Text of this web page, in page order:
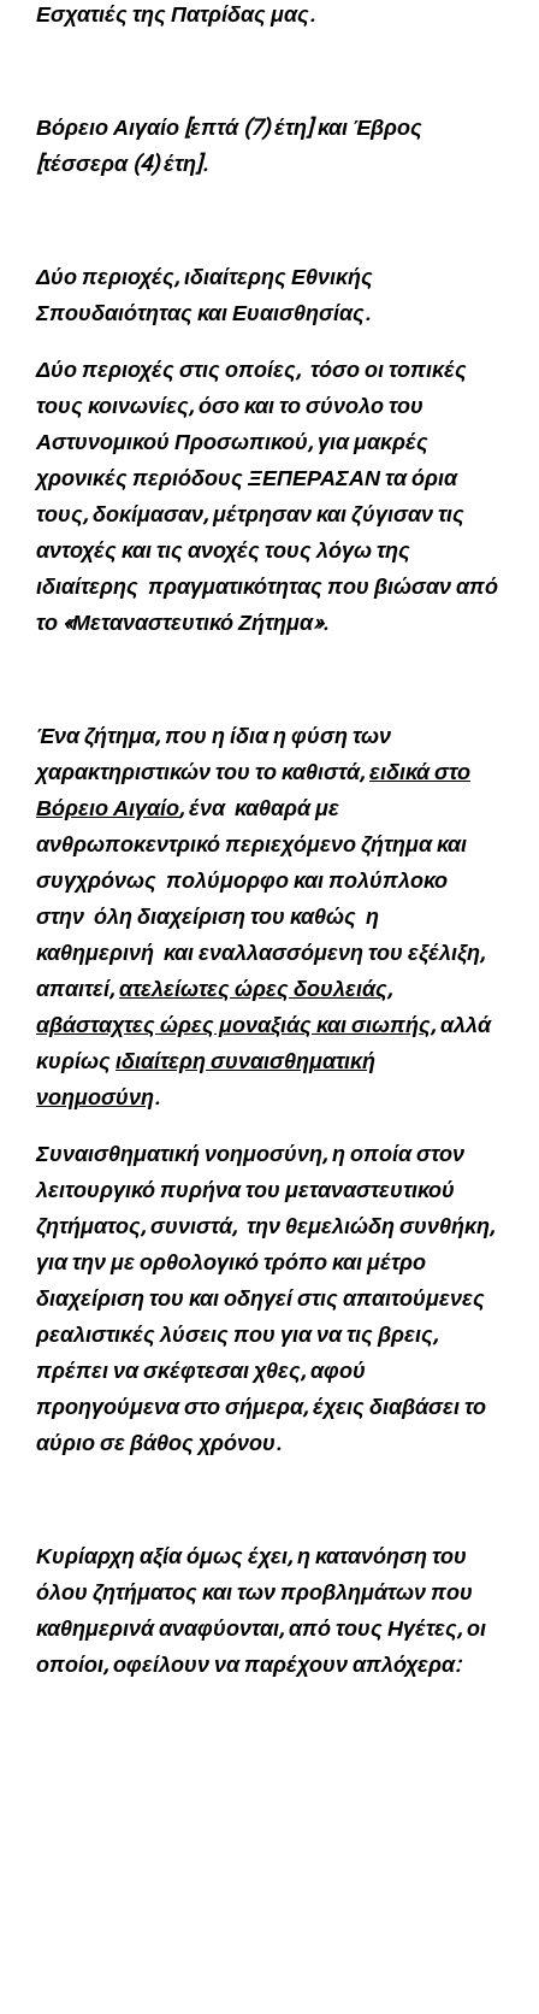
Εσχατιές της Πατρίδας μας.
Βόρειο Αιγαίο [επτά (7) έτη] και Έβρος
[τέσσερα (4) έτη].
Δύο περιοχές, ιδιαίτερης Εθνικής
Σπουδαιότητας και Ευαισθησίας.
Δύο περιοχές στις οποίες, τόσο οι τοπικές
τους κοινωνίες, όσο και το σύνολο του
Αστυνομικού Προσωπικού, για μακρές
χρονικές περιόδους ΞΕΠΕΡΑΣΑΝ τα όρια
τους, δοκίμασαν, μέτρησαν και ζύγισαν τις
αντοχές και τις ανοχές τους λόγω της
ιδιαίτερης πραγματικότητας που βιώσαν από
το «Μεταναστευτικό Ζήτημα».
Ένα ζήτημα, που η ίδια η φύση των
χαρακτηριστικών του το καθιστά,ειδικά στο
Βόρειο Αιγαίο, ένα καθαρά με
ανθρωποκεντρικό περιεχόμενο ζήτημα και
συγχρόνως πολύμορφο και πολύπλοκο
στην όλη διαχείριση του καθώς η
καθημερινή και εναλλασσόμενη του εξέλιξη,
απαιτεί,ατελείωτες ώρες δουλειάς,
αβάσταχτες ώρες μοναξιάς και σιωπής, αλλά
κυρίωςιδιαίτερη συναισθηματική
νοημοσύνη.
Συναισθηματική νοημοσύνη, η οποία στον
λειτουργικό πυρήνα του μεταναστευτικού
ζητήματος, συνιστά, την θεμελιώδη συνθήκη,
για την με ορθολογικό τρόπο και μέτρο
διαχείριση του και οδηγεί στις απαιτούμενες
ρεαλιστικές λύσεις που για να τις βρεις,
πρέπει να σκέφτεσαι χθες, αφού
προηγούμενα στο σήμερα, έχεις διαβάσει το
αύριο σε βάθος χρόνου.
Κυρίαρχη αξία όμως έχει, η κατανόηση του
όλου ζητήματος και των προβλημάτων που
καθημερινά αναφύονται, από τους Ηγέτες, οι
οποίοι, οφείλουν να παρέχουν απλόχερα: